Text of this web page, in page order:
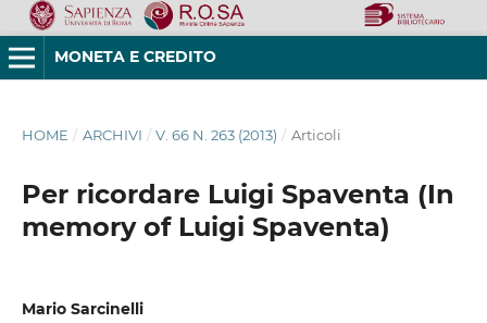
MONETA E CREDITO
HOME / ARCHIVI / V. 66 N. 263 (2013) / Articoli
Per ricordare Luigi Spaventa (In
memory of Luigi Spaventa)
Mario Sarcinelli